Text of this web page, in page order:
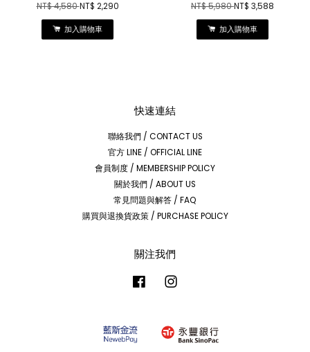
NT$ 4,580NT$ 2,290
加入購物車
NT$ 5,980NT$ 3,588
加入購物車
快速連結
聯絡我們 / CONTACT US
官方 LINE / OFFICIAL LINE
會員制度 / MEMBERSHIP POLICY
關於我們 / ABOUT US
常見問題與解答 / FAQ
購買與退換貨政策 / PURCHASE POLICY
關注我們
Facebook